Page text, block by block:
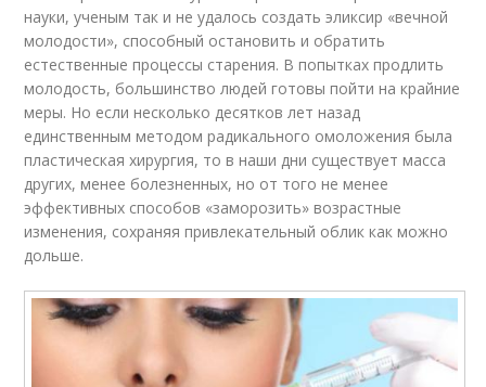
науки, ученым так и не удалось создать эликсир «вечной
молодости», способный остановить и обратить
естественные процессы старения. В попытках продлить
молодость, большинство людей готовы пойти на крайние
меры. Но если несколько десятков лет назад
единственным методом радикального омоложения была
пластическая хирургия, то в наши дни существует масса
других, менее болезненных, но от того не менее
эффективных способов «заморозить» возрастные
изменения, сохраняя привлекательный облик как можно
дольше.